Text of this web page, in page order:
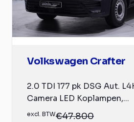
Volkswagen Crafter
2.0 TDI 177 pk DSG Aut.
Camera LED Koplampen,...
excl. BTW€47.800